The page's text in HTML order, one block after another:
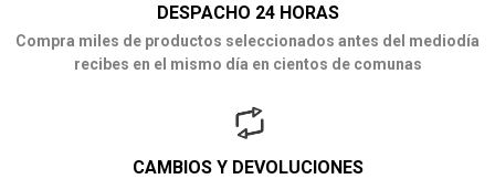
DESPACHO 24 HORAS
Compra miles de productos seleccionados antes del mediodía
recibes en el mismo día en cientos de comunas
CAMBIOS Y DEVOLUCIONES